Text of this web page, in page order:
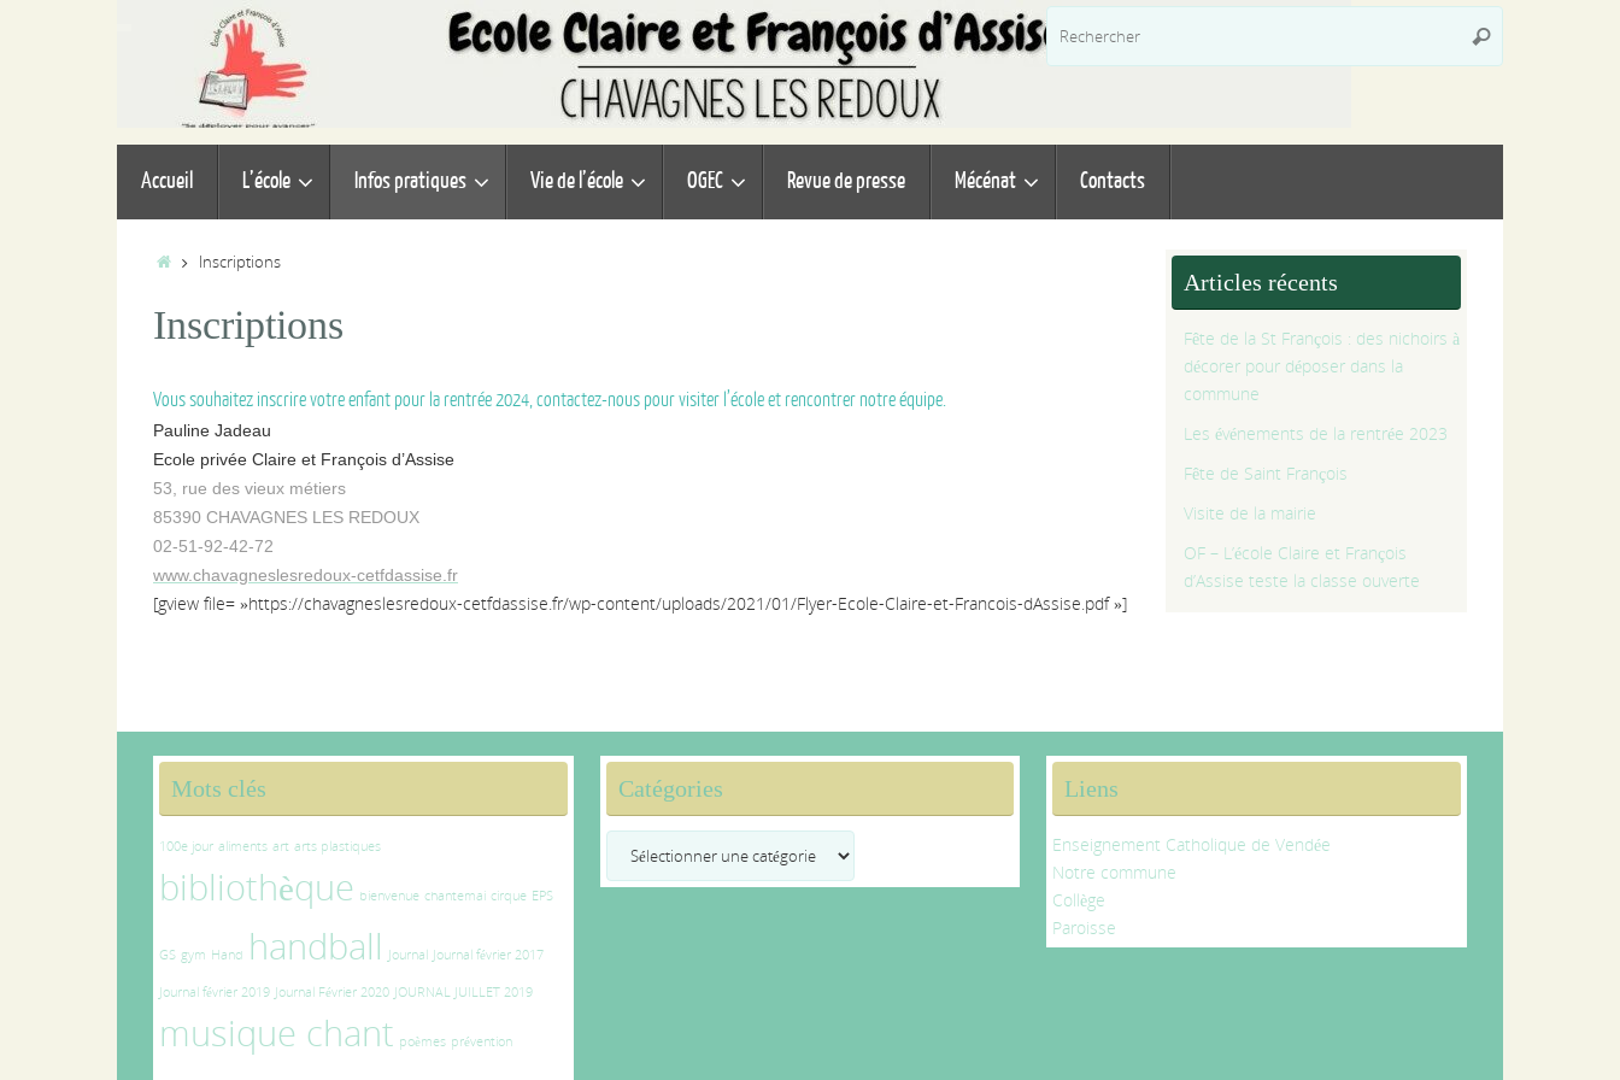
Rechercher
Accueil L’école Infos pratiques Vie de l’école OGEC Revue de presse Mécénat Contacts
AccueilInscriptions
Inscriptions
Vous souhaitez inscrire votre enfant pour la rentrée 2024, contactez-nous pour visiter l’école et rencontrer notre équipe.
Pauline Jadeau
Ecole privée Claire et François d’Assise
53, rue des vieux métiers
85390 CHAVAGNES LES REDOUX
02-51-92-42-72
www.chavagneslesredoux-cetfdassise.fr
[gview file= »https://chavagneslesredoux-cetfdassise.fr/wp-content/uploads/2021/01/Flyer-Ecole-Claire-et-Francois-dAssise.pdf »]
Articles récents
Fête de la St François : des nichoirs à
décorer pour déposer dans la
commune
Les événements de la rentrée 2023
Fête de Saint François
Visite de la mairie
OF – L’école Claire et François
d’Assise teste la classe ouverte
Mots clés
100e jour aliments art arts plastiques
bibliothèque bienvenue chantemai cirque EPS
GS gym Hand handball Journal Journal février 2017
Journal février 2019 Journal Février 2020 JOURNAL JUILLET 2019
musique chant poèmes prévention
Catégories Liens
Enseignement Catholique de Vendée
Notre commune
Collège
Paroisse